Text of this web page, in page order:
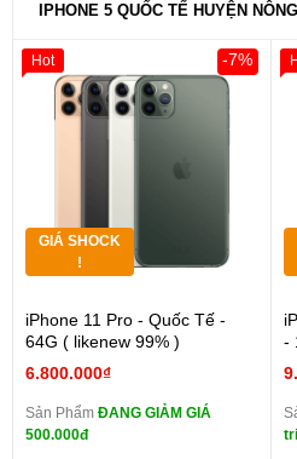
IPHONE 5 QUỐC TẾ HUYỆN
GIÁ SHOCK
!
iPhone 11 Pro - Quốc Tế -
64G ( likenew 99% )
6.800.000₫
-7%
Sản Phẩm ĐANG GIẢM GIÁ
500.000đ
Hot
-